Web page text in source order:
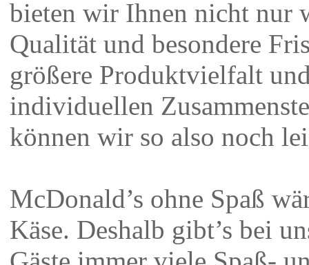
bieten wir Ihnen nicht nur
Qualität und besondere
größere Produktvielfalt
individuellen
können wir so also noch
McDonald’s ohne Spaß
Käse. Deshalb gibt’s bei